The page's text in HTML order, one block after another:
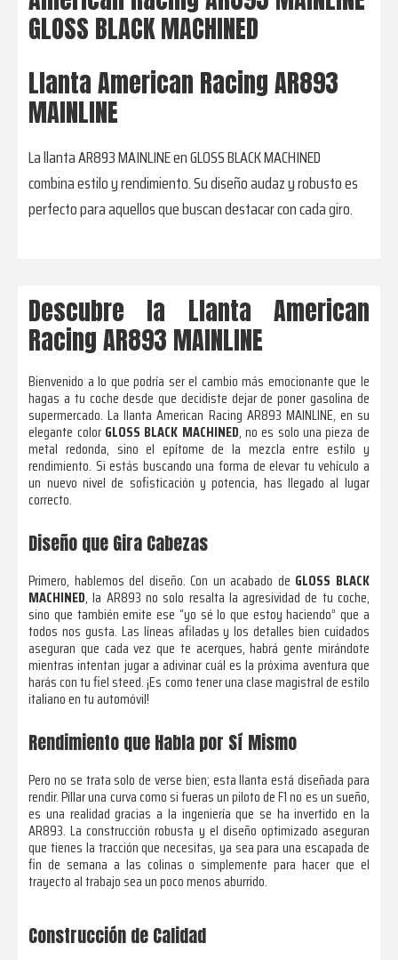
GLOSS BLACK MACHINED
Llanta American Racing AR893
MAINLINE
La llanta AR893 MAINLINE en GLOSS BLACK MACHINED
combina estilo y rendimiento. Su diseño audaz y robusto es
perfecto para aquellos que buscan destacar con cada giro.
Descubre la Llanta American
Racing AR893 MAINLINE
Bienvenido a lo que podría ser el cambio más emocionante que le
hagas a tu coche desde que decidiste dejar de poner gasolina de
supermercado. La llanta American Racing AR893 MAINLINE, en su
elegante color GLOSS BLACK MACHINED, no es solo una pieza de
metal redonda, sino el epítome de la mezcla entre estilo y
rendimiento. Si estás buscando una forma de elevar tu vehículo a
un nuevo nivel de sofisticación y potencia, has llegado al lugar
correcto.
Diseño que Gira Cabezas
Primero, hablemos del diseño. Con un acabado de GLOSS BLACK
MACHINED, la AR893 no solo resalta la agresividad de tu coche,
sino que también emite ese “yo sé lo que estoy haciendo” que a
todos nos gusta. Las líneas afiladas y los detalles bien cuidados
aseguran que cada vez que te acerques, habrá gente mirándote
mientras intentan jugar a adivinar cuál es la próxima aventura que
harás con tu fiel steed. ¡Es como tener una clase magistral de estilo
italiano en tu automóvil!
Rendimiento que Habla por Sí Mismo
Pero no se trata solo de verse bien; esta llanta está diseñada para
rendir. Pillar una curva como si fueras un piloto de F1 no es un sueño,
es una realidad gracias a la ingeniería que se ha invertido en la
AR893. La construcción robusta y el diseño optimizado aseguran
que tienes la tracción que necesitas, ya sea para una escapada de
fin de semana a las colinas o simplemente para hacer que el
trayecto al trabajo sea un poco menos aburrido.
Construcción de Calidad